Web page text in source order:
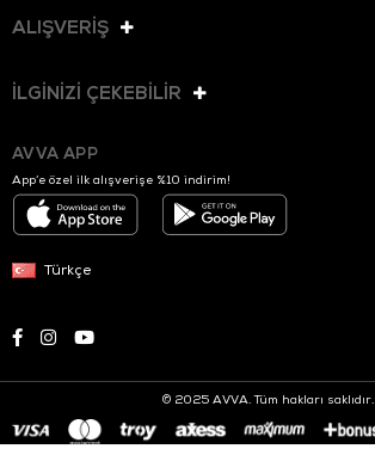
ALIŞVERİŞ
İLGİNİZİ ÇEKEBİLİR
AVVA APP
App’e özel ilk alışverişe %10 indirim!
Türkçe
© 2025 AVVA. Tüm hakları saklıdır.